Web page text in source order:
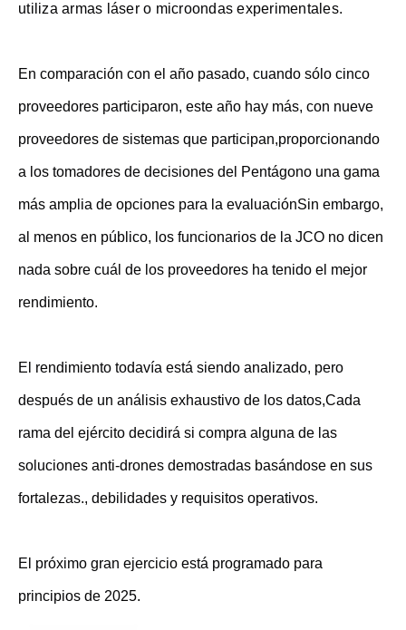
utiliza armas láser o microondas experimentales.
En comparación con el año pasado, cuando sólo cinco
proveedores participaron, este año hay más, con nueve
proveedores de sistemas que participan,proporcionando
a los tomadores de decisiones del Pentágono una gama
más amplia de opciones para la evaluaciónSin embargo,
al menos en público, los funcionarios de la JCO no dicen
nada sobre cuál de los proveedores ha tenido el mejor
rendimiento.
El rendimiento todavía está siendo analizado, pero
después de un análisis exhaustivo de los datos,Cada
rama del ejército decidirá si compra alguna de las
soluciones anti-drones demostradas basándose en sus
fortalezas., debilidades y requisitos operativos.
El próximo gran ejercicio está programado para
principios de 2025.